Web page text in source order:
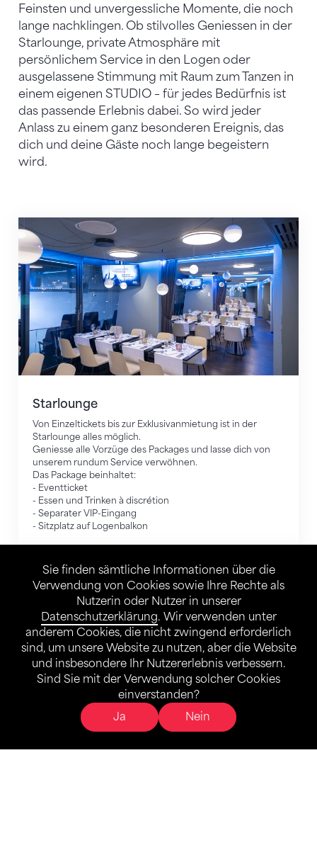
Sie finden sämtliche Informationen über die
Verwendung von Cookies sowie Ihre Rechte als
Nutzerin oder Nutzer in unserer
Datenschutzerklärung. Wir verwenden unter
anderem Cookies, die nicht zwingend erforderlich
sind, um unsere Website zu nutzen, aber die Website
und insbesondere Ihr Nutzererlebnis verbessern.
Sind Sie mit der Verwendung solcher Cookies
einverstanden?
Ja
Nein
Feinsten und unvergessliche Momente, die noch
lange nachklingen. Ob stilvolles Geniessen in der
Starlounge, private Atmosphäre mit
persönlichem Service in den Logen oder
ausgelassene Stimmung mit Raum zum Tanzen in
einem eigenen STUDIO – für jedes Bedürfnis ist
das passende Erlebnis dabei. So wird jeder
Anlass zu einem ganz besonderen Ereignis, das
dich und deine Gäste noch lange begeistern
wird.
Starlounge
Von Einzeltickets bis zur Exklusivanmietung ist in der
Starlounge alles möglich.
Geniesse alle Vorzüge des Packages und lasse dich von
unserem rundum Service verwöhnen.
Das Package beinhaltet:
- Eventticket
- Essen und Trinken à discrétion
- Separater VIP-Eingang
- Sitzplatz auf Logenbalkon
Starlounge
Show, Konzert oder Sportveranstaltung – unsere Logen